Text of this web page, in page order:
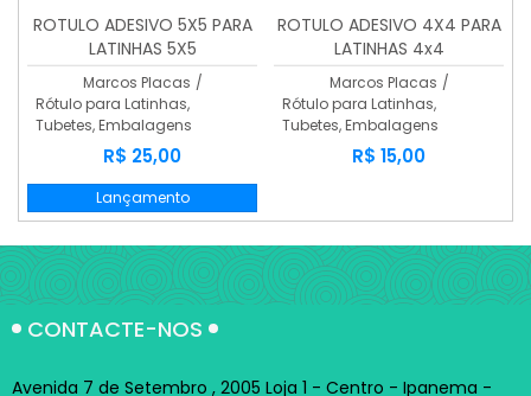
ROTULO ADESIVO 5X5 PARA
LATINHAS 5X5
Marcos Placas /
Rótulo para Latinhas,
Tubetes, Embalagens
R$ 25,00
Lançamento
ROTULO ADESIVO 4X4 PARA
LATINHAS 4x4
Marcos Placas /
Rótulo para Latinhas,
Tubetes, Embalagens
R$ 15,00
CONTACTE-NOS
Avenida 7 de Setembro , 2005 Loja 1 - Centro - Ipanema -